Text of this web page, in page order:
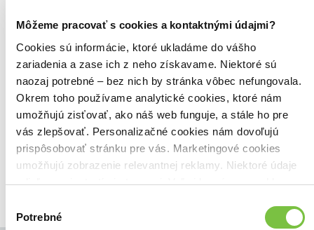
Môžeme pracovať s cookies a kontaktnými údajmi?
Cookies sú informácie, ktoré ukladáme do vášho
zariadenia a zase ich z neho získavame. Niektoré sú
naozaj potrebné – bez nich by stránka vôbec nefungovala.
Okrem toho používame analytické cookies, ktoré nám
umožňujú zisťovať, ako náš web funguje, a stále ho pre
vás zlepšovať. Personalizačné cookies nám dovoľujú
prispôsobovať stránku pre vás. Marketingové cookies
umožňujú zobrazenie relevantnej reklamy. Niektoré údaje
zdieľame aj s tretími stranami. Veľmi by nám pomohlo,
súhlasu
Potrebné
Našli sme0titulov
Zoradiť podľa: